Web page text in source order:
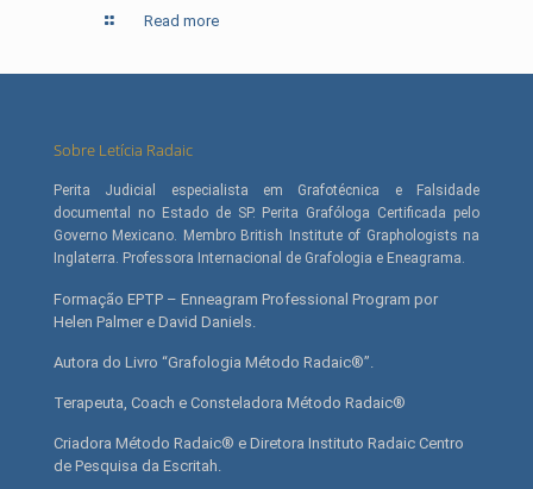
Read more
Sobre Letícia Radaic
Perita Judicial especialista em Grafotécnica e Falsidade
documental no Estado de SP. Perita Grafóloga Certificada pelo
Governo Mexicano. Membro British Institute of Graphologists na
Inglaterra. Professora Internacional de Grafologia e Eneagrama.
Formação EPTP – Enneagram Professional Program por
Helen Palmer e David Daniels.
Autora do Livro “Grafologia Método Radaic®”.
Terapeuta, Coach e Consteladora Método Radaic®
Criadora Método Radaic® e Diretora Instituto Radaic Centro
de Pesquisa da Escritah.